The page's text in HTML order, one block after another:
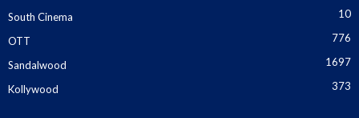
South Cinema 10
OTT 776
Sandalwood 1697
Kollywood 373